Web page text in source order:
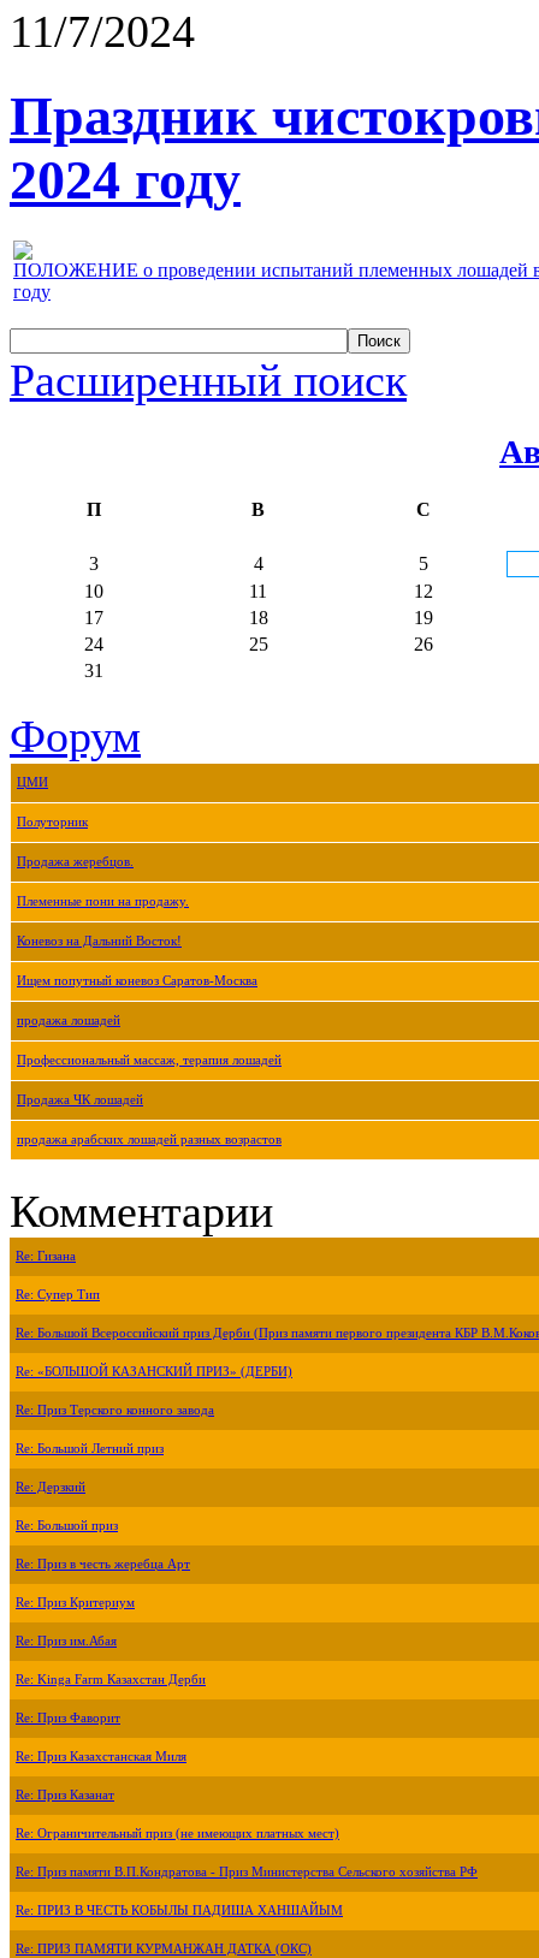
11/7/2024
Праздник
2024 году
ПОЛОЖЕНИЕ о проведении испытаний племенных лошадей
году
Расширенный поиск
П В С
3 4
5
10
11
12
17
18
19
24
25
26
31
Форум
ЦМИ
Полуторник
Продажа жеребцов.
Племенные пони на продажу.
Коневоз на Дальний Восток!
Ищем попутный коневоз Саратов-Москва
продажа лошадей
Профессиональный массаж, терапия лошадей
Продажа ЧК лошадей
продажа арабских лошадей разных возрастов
Комментарии
Re: Гизана
Re: Супер Тип
Re: Большой Всероссийский приз Дерби (Приз памяти первого президента КБР
Re: «БОЛЬШОЙ КАЗАНСКИЙ ПРИЗ» (ДЕРБИ)
Re: Приз Терского конного завода
Re: Большой Летний приз
Re: Дерзкий
Re: Большой приз
Re: Приз в честь жеребца Арт
Re: Приз Критериум
Re: Приз им.Абая
Re: Kinga Farm Казахстан Дерби
Re: Приз Фаворит
Re: Приз Казахстанская Миля
Re: Приз Казанат
Re: Ограничительный приз (не имеющих платных мест)
Re: Приз памяти В.П.Кондратова - Приз Министерства Сельского хозяйства РФ
Re: ПРИЗ В ЧЕСТЬ КОБЫЛЫ ПАДИША ХАНШАЙЫМ
Re: ПРИЗ ПАМЯТИ КУРМАНЖАН ДАТКА (ОКС)